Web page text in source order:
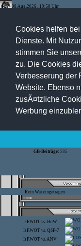
Cookies helfen
Dienste. Mit
stimmen Sie
zu. Die Cookies
Verbesserung der
Website. Ebenso
zusÃ¤tzliche
Werbung
08.Aug.2026 , 19:50 Uhr
GB-Beiträge: 285
Kein War eingetragen
IsF.WOT vs. HoW
IsF.WOT vs. QSF-7
IsF.WOT vs.ANV